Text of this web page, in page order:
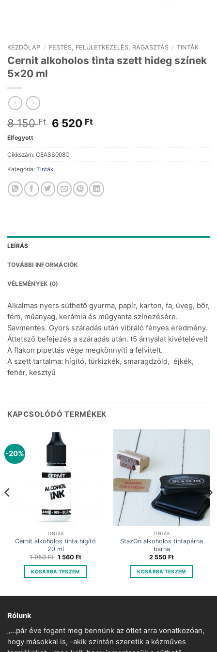
KEZDŐLAP / FESTÉS, FELÜLETKEZELÉS, RAGASZTÁS / TINTÁK
Cernit alkoholos tinta szett hideg színek
5×20 ml
8 150Ft
Original
was:
8
150 Ft.
6 520 FtCurrent
is:
520 Ft.
Elfogyott
Cikkszám: CEASS008C
Kategória: Tinták
LEÍRÁS
TOVÁBBI INFORMÁCIÓK
VÉLEMÉNYEK (0)
Alkalmas nyers süthető gyurma, papír, karton, fa, üveg, bőr,
fém, műanyag, kerámia és műgyanta színezésére.
Savmentes. Gyors száradás után vibráló fényes eredmény.
Áttetsző befejezés a száradás után. (5 árnyalat kivételével)
A flakon pipettás vége megkönnyíti a felvitelt.
A szett tartalma: hígító, türkizkék, smaragdzöld, éjkék,
fehér, kesztyű
KAPCSOLÓDÓ TERMÉKEK
-20%
TINTÁK
Cernit alkoholos tinta hígító
20 ml
1 950Ft Original
was:
1
950 Ft.
1 560 FtCurrent
is:
560 Ft.
KOSÁRBA TESZEM
TINTÁK
StazOn alkoholos tintapárna
barna
2 550 Ft
KOSÁRBA TESZEM
Rólunk
„…pár éve fogant meg bennünk az ötlet arra vonatkozóan,
hogy másokkal is, -akik szintén szeretik a kézműves